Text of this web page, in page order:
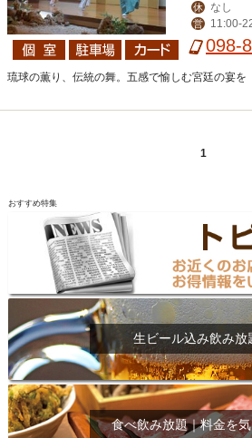
休 なし
営 11:00-
098-
琉球の薫り、伝統の舞。五感で愉しむ宮廷の宴を
1
おすすめ特集
生ビール込み飲み放
食べ飲み放題｜料金を